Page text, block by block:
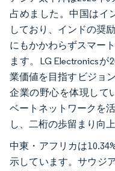
占めました。中国はイ
しており、インドの奨
にもかかわらずスマー
ます。LG Electronics
業価値を目指すビジョ
企業の野心を体現して
ベートネットワークを
し、二桁の歩留まり向
中東・アフリカは
示しています。サウジア